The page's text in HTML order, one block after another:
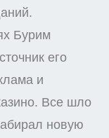
Бурим
его
и
Все шло
новую